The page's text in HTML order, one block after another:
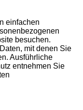
einfachen
besuchen.
mit denen Sie
Ausführliche
entnehmen Sie